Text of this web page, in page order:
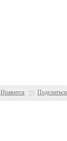
Нравится Поделиться